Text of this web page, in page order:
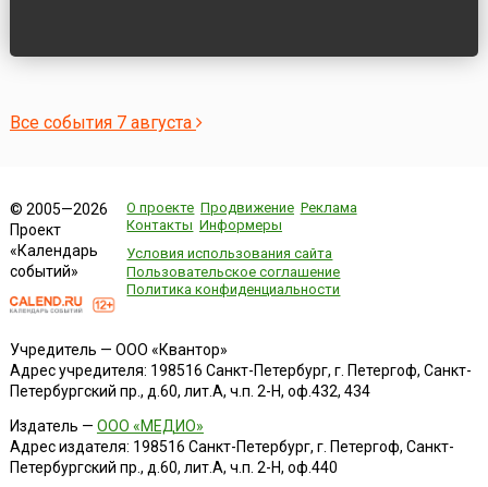
Все события 7 августа
© 2005—2026
Проект
«Календарь
событий»
О проекте Продвижение Реклама
Контакты Информеры
Условия использования сайта
Пользовательское соглашение
Политика конфиденциальности
Учредитель — ООО «Квантор»
Адрес учредителя: 198516 Санкт-Петербург, г. Петергоф, Санкт-
Петербургский пр., д.60, лит.А, ч.п. 2-Н, оф.432, 434
Издатель — ООО «МЕДИО»
Адрес издателя: 198516 Санкт-Петербург, г. Петергоф, Санкт-
Петербургский пр., д.60, лит.А, ч.п. 2-Н, оф.440